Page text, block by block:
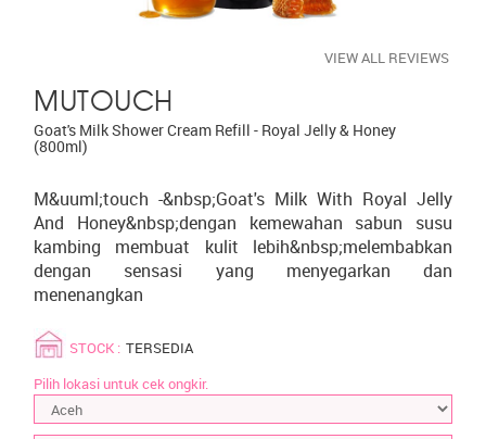
MUTOUCH
Goat's Milk Shower Cream Refill - Royal Jelly & Honey
(800ml)
M&uuml;touch -&nbsp;Goat's Milk With Royal Jelly
And Honey&nbsp;dengan kemewahan sabun susu
kambing membuat kulit lebih&nbsp;melembabkan
dengan sensasi yang menyegarkan dan
menenangkan
VIEW ALL REVIEWS
STOCK : TERSEDIA
Pilih lokasi untuk cek ongkir.